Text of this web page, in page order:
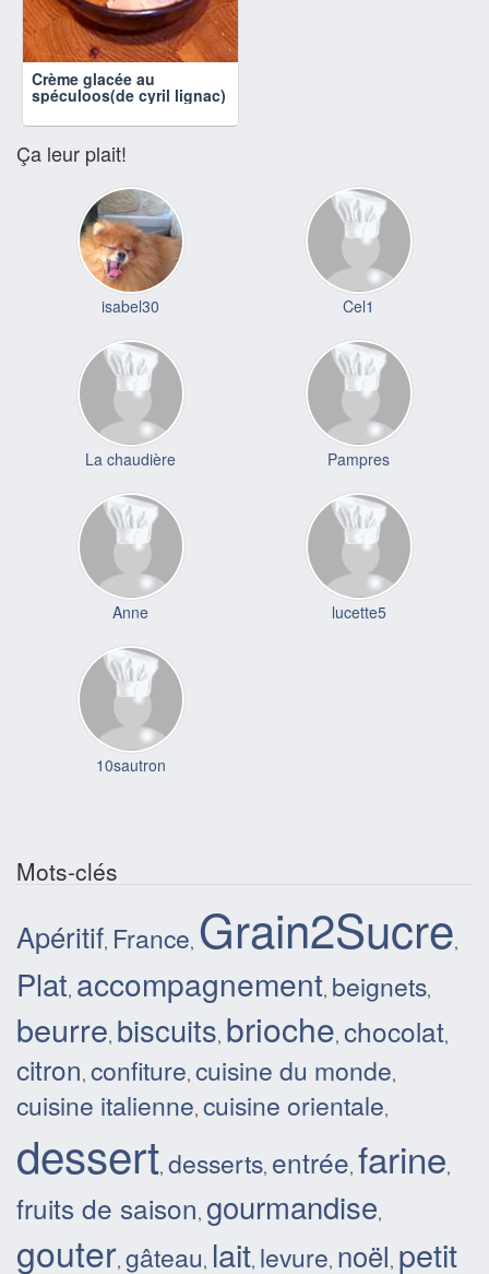
Crème glacée au
spéculoos(de cyril lignac)
Ça leur plait!
isabel30 Cel1
La chaudière Pampres
Anne lucette5
10sautron
Mots-clés
Apéritif, France, Grain2Sucre,
Plat, accompagnement, beignets,
beurre, biscuits, brioche, chocolat,
citron, confiture, cuisine du monde,
cuisine italienne, cuisine orientale,
dessert, desserts, entrée, farine,
fruits de saison, gourmandise,
gouter, gâteau, lait, levure, noël, petit